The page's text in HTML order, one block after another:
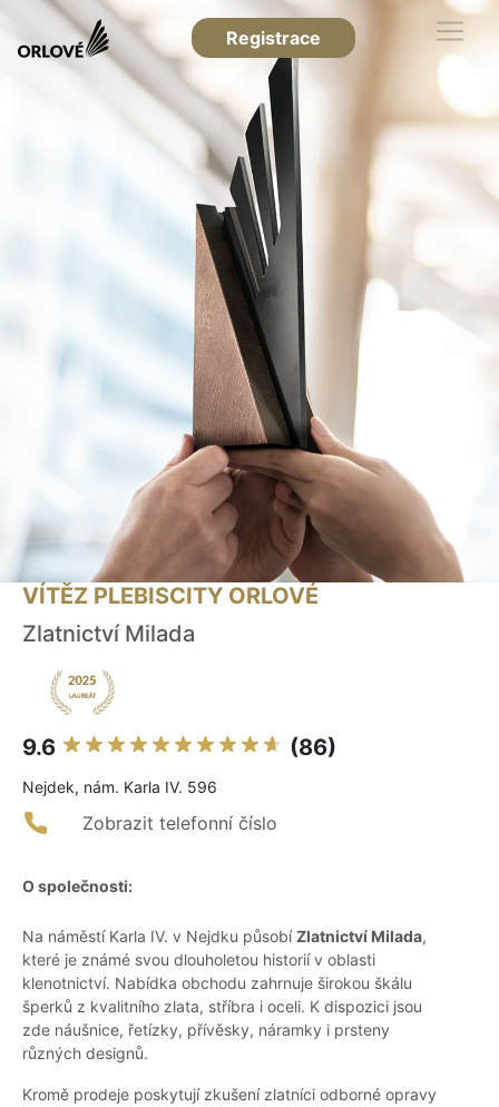
Registrace
VÍTĚZ PLEBISCITY ORLOVÉ
Zlatnictví Milada
9.6 (86)
Nejdek, nám. Karla IV. 596
Zobrazit telefonní číslo
O společnosti:
Na náměstí Karla IV. v Nejdku působíZlatnictví Milada,
které je známé svou dlouholetou historií v oblasti
klenotnictví. Nabídka obchodu zahrnuje širokou škálu
šperků z kvalitního zlata, stříbra i oceli. K dispozici jsou
zde náušnice, řetízky, přívěsky, náramky i prsteny
různých designů.
Kromě prodeje poskytují zkušení zlatníci odborné opravy